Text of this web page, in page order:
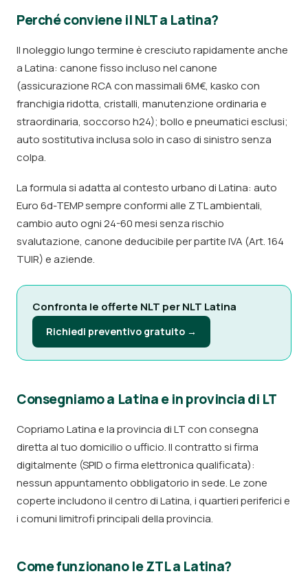
Perché conviene il NLT a Latina?
Il noleggio lungo termine è cresciuto rapidamente anche
a Latina: canone fisso incluso nel canone
(assicurazione RCA con massimali 6M€, kasko con
franchigia ridotta, cristalli, manutenzione ordinaria e
straordinaria, soccorso h24); bollo e pneumatici esclusi;
auto sostitutiva inclusa solo in caso di sinistro senza
colpa.
La formula si adatta al contesto urbano di Latina: auto
Euro 6d-TEMP sempre conformi alle ZTL ambientali,
cambio auto ogni 24-60 mesi senza rischio
svalutazione, canone deducibile per partite IVA (Art. 164
TUIR) e aziende.
Confronta le offerte NLT per NLT Latina
Richiedi preventivo gratuito →
Consegniamo a Latina e in provincia di LT
Copriamo Latina e la provincia di LT con consegna
diretta al tuo domicilio o ufficio. Il contratto si firma
digitalmente (SPID o firma elettronica qualificata):
nessun appuntamento obbligatorio in sede. Le zone
coperte includono il centro di Latina, i quartieri periferici e
i comuni limitrofi principali della provincia.
Come funzionano le ZTL a Latina?